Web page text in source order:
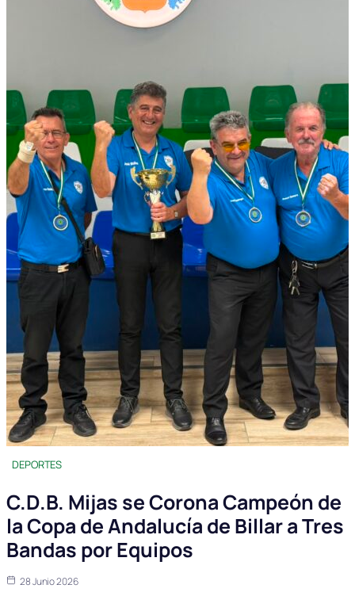
DEPORTES
C.D.B. Mijas se Corona Campeón de
la Copa de Andalucía de Billar a Tres
Bandas por Equipos
28 Junio 2026